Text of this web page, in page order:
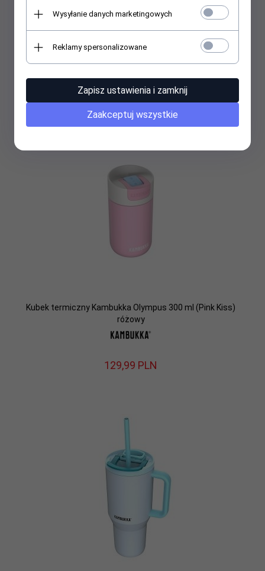
Kubek termiczny Kambukka Etna 500 ml (Gletcher) niebieski
159,99PLN
Kubek termiczny Kambukka Olympus 300 ml (Pink Kiss)
różowy
129,99 PLN
Wysyłanie danych marketingowych
Reklamy spersonalizowane
Zapisz ustawienia i zamknij
Zaakceptuj wszystkie